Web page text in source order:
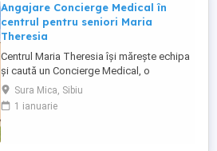
Angajare Concierge Medical în
centrul pentru seniori Maria
Theresia
Centrul Maria Theresia își mărește echipa
și caută un Concierge Medical, o
persoană organizată, empatică și
comunicativă, care să fie primul punct de
contact pentru pacienți și aparținători.
Sura Mica, Sibiu
1 ianuarie